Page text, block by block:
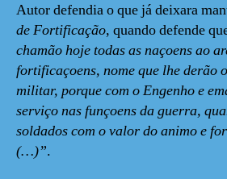
Autor defendia o que já deixara
de Fortificação, quando defende
chamão hoje todas as naçoens ao
fortificaçoens, nome que lhe derão
militar, porque com o Engenho e
serviço nas funçoens da guerra,
soldados com o valor do animo e
(…)”.